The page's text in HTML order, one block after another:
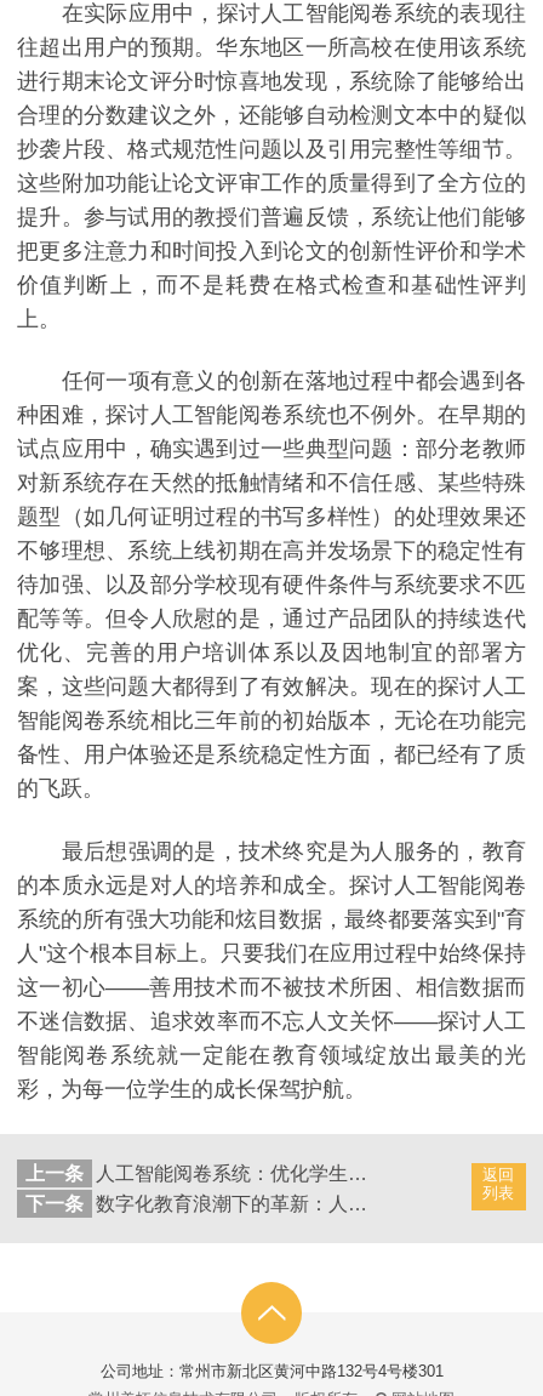
在实际应用中，探讨人工智能阅卷系统的表现往
往超出用户的预期。华东地区一所高校在使用该系统
进行期末论文评分时惊喜地发现，系统除了能够给出
合理的分数建议之外，还能够自动检测文本中的疑似
抄袭片段、格式规范性问题以及引用完整性等细节。
这些附加功能让论文评审工作的质量得到了全方位的
提升。参与试用的教授们普遍反馈，系统让他们能够
把更多注意力和时间投入到论文的创新性评价和学术
价值判断上，而不是耗费在格式检查和基础性评判
上。
任何一项有意义的创新在落地过程中都会遇到各
种困难，探讨人工智能阅卷系统也不例外。在早期的
试点应用中，确实遇到过一些典型问题：部分老教师
对新系统存在天然的抵触情绪和不信任感、某些特殊
题型（如几何证明过程的书写多样性）的处理效果还
不够理想、系统上线初期在高并发场景下的稳定性有
待加强、以及部分学校现有硬件条件与系统要求不匹
配等等。但令人欣慰的是，通过产品团队的持续迭代
优化、完善的用户培训体系以及因地制宜的部署方
案，这些问题大都得到了有效解决。现在的探讨人工
智能阅卷系统相比三年前的初始版本，无论在功能完
备性、用户体验还是系统稳定性方面，都已经有了质
的飞跃。
最后想强调的是，技术终究是为人服务的，教育
的本质永远是对人的培养和成全。探讨人工智能阅卷
系统的所有强大功能和炫目数据，最终都要落实到"育
人"这个根本目标上。只要我们在应用过程中始终保持
这一初心——善用技术而不被技术所困、相信数据而
不迷信数据、追求效率而不忘人文关怀——探讨人工
智能阅卷系统就一定能在教育领域绽放出最美的光
彩，为每一位学生的成长保驾护航。
返回
列表
上一条
人工智能阅卷系统：优化学生考试成绩管理
下一条
数字化教育浪潮下的革新：人工智能阅卷系统的优势与挑战
公司地址：常州市新北区黄河中路132号4号楼301